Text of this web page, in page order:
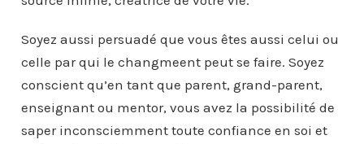
Soyez aussi persuadé que vous êtes aussi celui ou
celle par qui le changmeent peut se faire. Soyez
conscient qu’en tant que parent, grand-parent,
enseignant ou mentor, vous avez la possibilité de
saper inconsciemment toute confiance en soi et